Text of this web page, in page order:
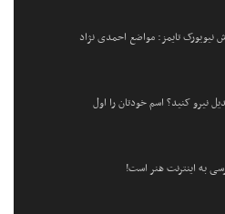
نیویورک تایمز: مواضع احمدی نژاد
نیرو کنید؟ اسم خودتان را اول
به اینترنت هنر است!